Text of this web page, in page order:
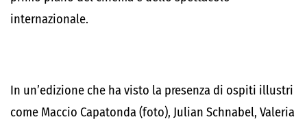
internazionale.
In un’edizione che ha visto la presenza di ospiti illustri
come Maccio Capatonda (foto), Julian Schnabel, Valeria